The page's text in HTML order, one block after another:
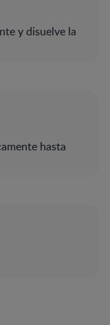
y disuelve la
hasta